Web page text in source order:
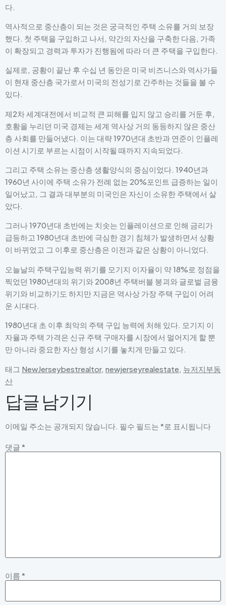
다.
역사적으로 중산층이 되는 것은 궁극적인 주택 소유를 거의 보장
했다. 첫 주택을 구입하고 나서, 약간의 자산을 구축한 다음, 가족
이 확장되고 경력과 투자가 진행됨에 따라 더 큰 주택을 구입한다.
실제로, 공황이 끝난 후 수십 년 동안은 미국 비즈니스와 역사가들
이 현재 중산층 국가로서 미국의 전성기로 간주하는 것들을 볼 수
있다.
제2차 세계대전에서 비교적 큰 피해를 입지 않고 승리를 거둔 후,
호황을 누리던 미국 경제는 세계 역사상 거의 동등하지 않은 중산
층 사회를 만들어냈다. 이는 대략 1970년대 초반과 연준이 인플레
이션 시기로 부르는 시점이 시작될 때까지 지속되었다.
그리고 주택 소유는 중산층 생활양식의 중심이었다. 1940년과
1960년 사이에 주택 소유가 전례 없는 20%포인트 급증하는 일이
일어났고, 그 결과 대부분의 미국인은 자신이 소유한 주택에서 살
았다.
그러나 1970년대 초반에는 치솟는 인플레이션으로 인해 금리가
급등하고 1980년대 초반에 극심한 경기 침체가 발생하면서 상황
이 바뀌었고 그 이후로 중산층은 이전과 같은 상황이 아니었다.
오늘날의 주택구입능력 위기를 모기지 이자율이 약 18%로 정점을
찍었던 1980년대의 위기와 2008년 주택버블 붕괴와 글로벌 금융
위기와 비교하기도 하지만 지금은 역사상 가장 주택 구입이 어려
운 시대다.
1980년대 초 이후 최악의 주택 구입 능력에 처해 있다. 모기지 이
자율과 주택 가격은 신규 주택 구매자를 시장에서 멀어지게 할 뿐
만 아니라 중요한 자산 형성 시기를 놓치게 만들고 있다.
태그 NewJerseybestrealtor, newjerseyrealestate 뉴저지부동
산
답글 남기기
이메일 주소는 공개되지 않습니다. 필수 필드는 *로 표시됩니다
댓글 *
이름 *